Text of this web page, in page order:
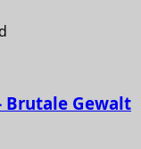
Brutale Gewalt